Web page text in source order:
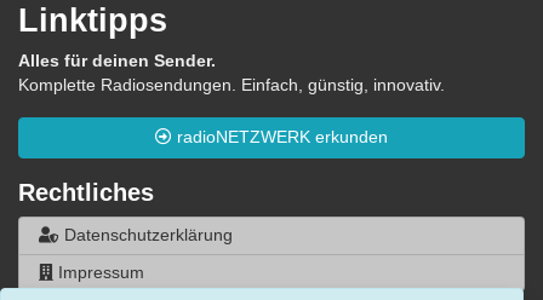
Linktipps
Alles für deinen Sender.
Komplette Radiosendungen. Einfach, günstig, innovativ.
radioNETZWERK erkunden
Rechtliches
Datenschutzerklärung
Impressum